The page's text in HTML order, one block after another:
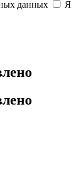
данных
Я